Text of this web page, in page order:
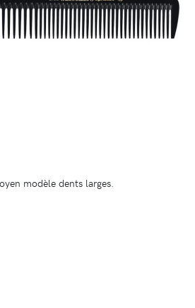
modèle dents larges.